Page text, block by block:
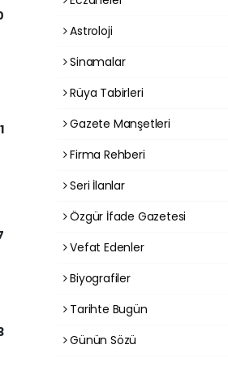
Astroloji
Sinamalar
Rüya Tabirleri
Gazete Manşetleri
Firma Rehberi
Seri İlanlar
Özgür İfade Gazetesi
Vefat Edenler
Biyografiler
Tarihte Bugün
Günün Sözü